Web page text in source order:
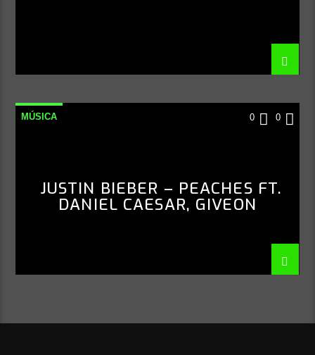
MÚSICA 0 0
JUSTIN BIEBER – PEACHES FT.
DANIEL CAESAR, GIVEON